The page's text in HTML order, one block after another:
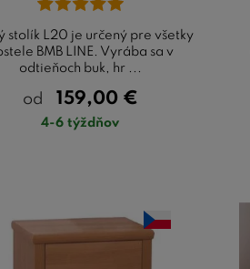
stolík L20 je určený pre všetky
BMB LINE. Vyrába sa v
odtieňoch buk, hr ...
od 159,00 €
4-6 týždňov